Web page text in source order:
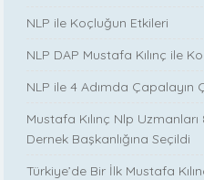
NLP ile Koçluğun Etkileri
NLP DAP Mustafa Kılınç ile
NLP ile 4 Adımda Çapalayın
Mustafa Kılınç Nlp
Dernek Başkanlığına Seçildi
Türkiye’de Bir İlk Mustafa